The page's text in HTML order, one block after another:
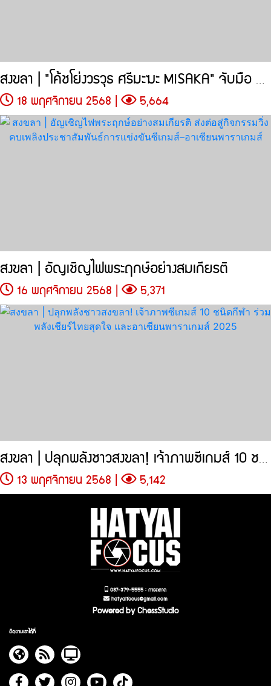
สงขลา | "โค้ชโย่งวรวุธ ศรีมะฆะ MISAKA" จับมือ ม.ทักษิณ
18 พฤศจิกายน 2568 | 5,664
สงขลา | อัญเชิญไฟพระฤกษ์อย่างสมเกียรติ
16 พฤศจิกายน 2568 | 5,371
สงขลา | ปลุกพลังชาวสงขลา! เจ้าภาพซีเกมส์ 10 ชนิดกีฬา
13 พฤศจิกายน 2568 | 5,142
087-379-5555 : การตลาด
hatyaifocus@gmail.com
Powered by ChessStudio
ติดตามเราได้ที่